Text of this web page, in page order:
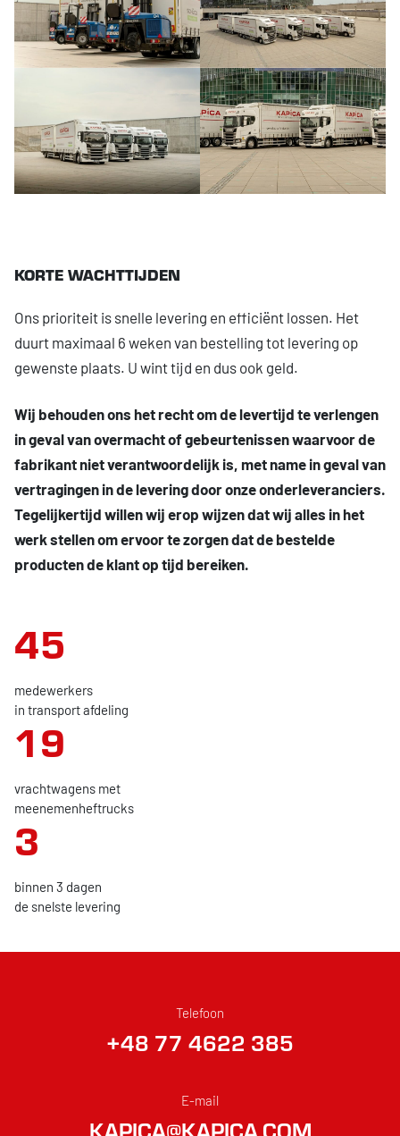
KORTE WACHTTIJDEN
Ons prioriteit is snelle levering en efficiënt lossen. Het
duurt maximaal 6 weken van bestelling tot levering op
gewenste plaats. U wint tijd en dus ook geld.
Wij behouden ons het recht om de levertijd te verlengen
in geval van overmacht of gebeurtenissen waarvoor de
fabrikant niet verantwoordelijk is, met name in geval van
vertragingen in de levering door onze onderleveranciers.
Tegelijkertijd willen wij erop wijzen dat wij alles in het
werk stellen om ervoor te zorgen dat de bestelde
producten de klant op tijd bereiken.
45
medewerkers
in transport afdeling
19
vrachtwagens met
meenemenheftrucks
3
binnen 3 dagen
de snelste levering
Telefoon
+48 77 4622 385
E-mail
KAPICA@KAPICA.COM